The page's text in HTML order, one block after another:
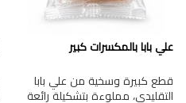
علي بابا بالمكسرات كبير
قطع كبيرة وسخية من علي بابا
التقليدي، مملوءة بتشكيلة رائعة